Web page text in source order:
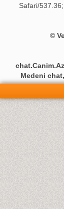
Safari/
©
Medeni